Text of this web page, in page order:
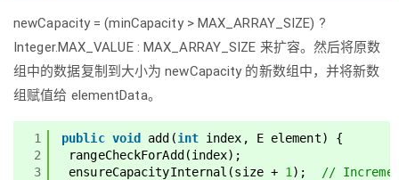
newCapacity = (minCapacity > MAX_ARRAY_SIZE) ?
Integer.MAX_VALUE : MAX_ARRAY_SIZE 来扩容。然后将原数
组中的数据复制到大小为 newCapacity 的新数组中，并将新数
组赋值给 elementData。
1
2
3
public void add(int index, E element) {
rangeCheckForAdd(index);
ensureCapacityInternal(size + 1 );
//